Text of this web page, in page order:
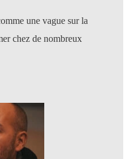
une vague sur la
chez de nombreux